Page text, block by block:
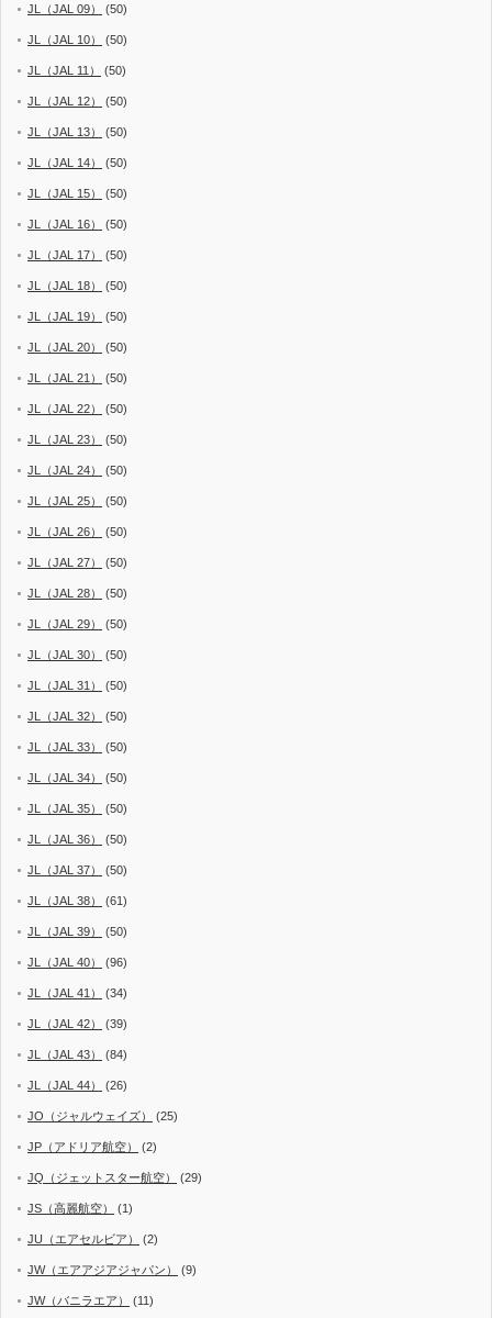
JL（JAL 09） (50)
JL（JAL 10） (50)
JL（JAL 11） (50)
JL（JAL 12） (50)
JL（JAL 13） (50)
JL（JAL 14） (50)
JL（JAL 15） (50)
JL（JAL 16） (50)
JL（JAL 17） (50)
JL（JAL 18） (50)
JL（JAL 19） (50)
JL（JAL 20） (50)
JL（JAL 21） (50)
JL（JAL 22） (50)
JL（JAL 23） (50)
JL（JAL 24） (50)
JL（JAL 25） (50)
JL（JAL 26） (50)
JL（JAL 27） (50)
JL（JAL 28） (50)
JL（JAL 29） (50)
JL（JAL 30） (50)
JL（JAL 31） (50)
JL（JAL 32） (50)
JL（JAL 33） (50)
JL（JAL 34） (50)
JL（JAL 35） (50)
JL（JAL 36） (50)
JL（JAL 37） (50)
JL（JAL 38） (61)
JL（JAL 39） (50)
JL（JAL 40） (96)
JL（JAL 41） (34)
JL（JAL 42） (39)
JL（JAL 43） (84)
JL（JAL 44） (26)
JO（ジャルウェイズ） (25)
JP（アドリア航空） (2)
JQ（ジェットスター航空） (29)
JS（高麗航空） (1)
JU（エアセルビア） (2)
JW（エアアジアジャパン） (9)
JW（バニラエア） (11)